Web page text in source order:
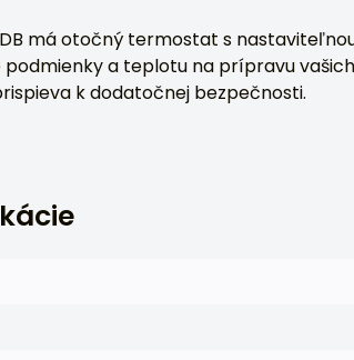
má otočný termostat s
podmienky a teplotu na prípravu
k dodatočnej bezpečnosti.